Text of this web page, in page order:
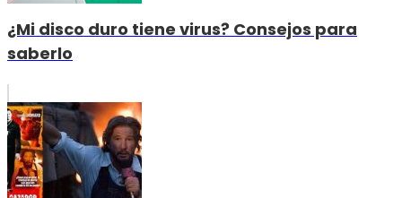
¿Mi disco duro tiene virus? Consejos para
saberlo